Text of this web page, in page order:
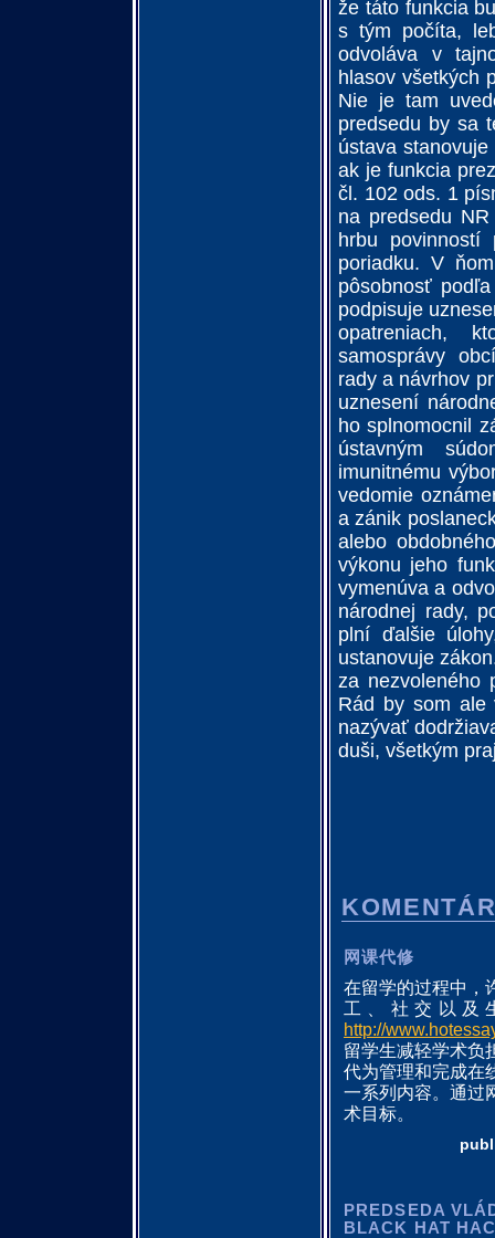
že táto funkcia
s tým počíta,
odvoláva v
hlasov všetkých
Nie je tam
predsedu by sa
ústava
ak je funkcia
čl. 102 ods. 1
na predsedu
hrbu povinností
poriadku. V
pôsobnosť
podpisuje
opatreniach,
samosprávy
rady a návrhov
uznesení
ho splnomocnil
ústavným
imunitnému
vedomie
a zánik
alebo
výkonu jeho
vymenúva a
národnej rady,
plní ďalšie
ustanovuje
za nezvoleného
Rád by som ale
nazývať
duši, všetkým
网课代修
在留学的过程中，
工、社交以及
http://
留学生减轻学术负
代为管理和完成在
一系列内容。通过
术目标。
PREDSEDA
BLACK HAT